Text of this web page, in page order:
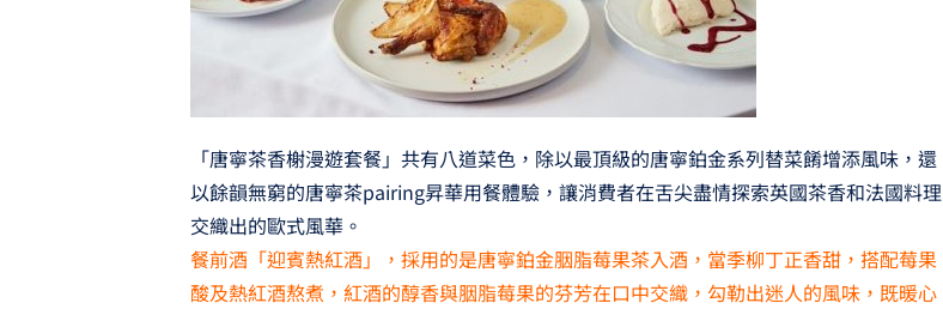
「唐寧茶香榭漫遊套餐」共有八道菜色，除以最頂級的唐寧鉑金系列替菜餚增添風味，還
以餘韻無窮的唐寧茶pairing昇華用餐體驗，讓消費者在舌尖盡情探索英國茶香和法國料理
交織出的歐式風華。
餐前酒「迎賓熱紅酒」，採用的是唐寧鉑金胭脂莓果茶入酒，當季柳丁正香甜，搭配莓果
酸及熱紅酒熬煮，紅酒的醇香與胭脂莓果的芬芳在口中交織，勾勒出迷人的風味，既暖心